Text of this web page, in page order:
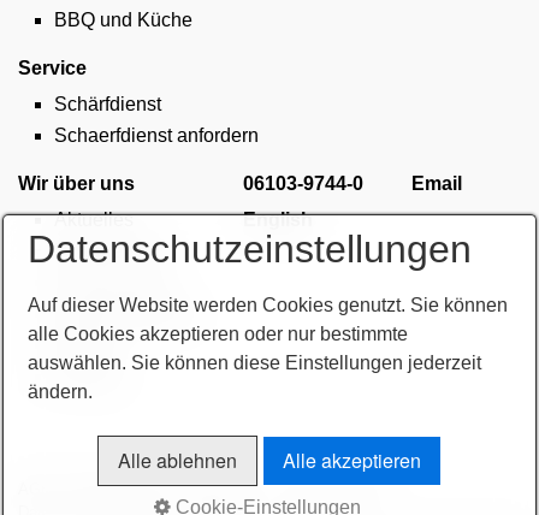
BBQ und Küche
Service
Schärfdienst
Schaerfdienst anfordern
Wir über uns
Aktuelles
Unternehmen
Stellenangebote
Anfahrt
Kontakt
06103-9744-0
Email
English
Bitte beachten! Impressum
Sitemap intern
Datenschutzeinstellungen
Auf dieser Website werden Cookies genutzt. Sie können
alle Cookies akzeptieren oder nur bestimmte
auswählen. Sie können diese Einstellungen jederzeit
ändern.
Alle ablehnen Alle akzeptieren
Cookie-Einstellungen